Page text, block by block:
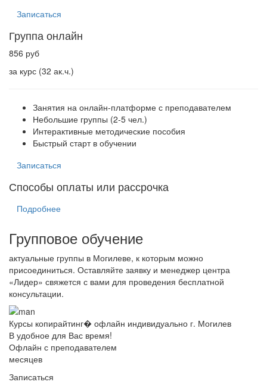
Записаться
Группа онлайн
856 руб
за курс (32 ак.ч.)
Занятия на онлайн-платформе с преподавателем
Небольшие группы (2-5 чел.)
Интерактивные методические пособия
Быстрый старт в обучении
Записаться
Способы оплаты или рассрочка
Подробнее
Групповое обучение
актуальные группы в Могилеве, к которым можно
присоединиться. Оставляйте заявку и менеджер центра
«Лидер» свяжется с вами для проведения бесплатной
консультации.
Курсы копирайтинг� офлайн индивидуально г. Могилев
В удобное для Вас время!
Офлайн с преподавателем
месяцев
Записаться